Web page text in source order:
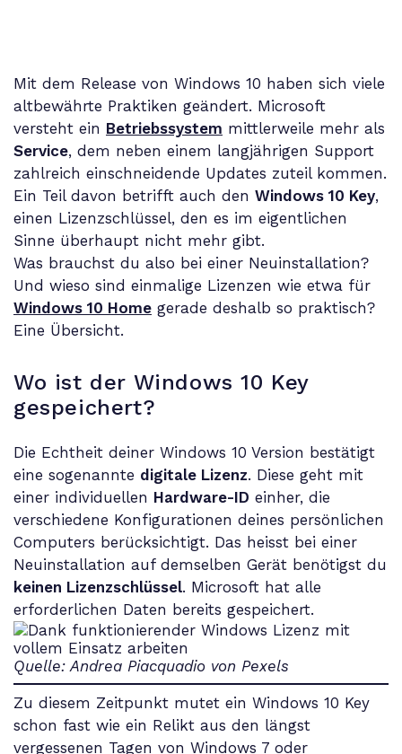
Mit dem Release von Windows 10 haben sich viele
altbewährte Praktiken geändert. Microsoft
versteht ein Betriebssystem mittlerweile mehr als
Service, dem neben einem langjährigen Support
zahlreich einschneidende Updates zuteil kommen.
Ein Teil davon betrifft auch den Windows 10 Key,
einen Lizenzschlüssel, den es im eigentlichen
Sinne überhaupt nicht mehr gibt.
Was brauchst du also bei einer Neuinstallation?
Und wieso sind einmalige Lizenzen wie etwa für
Windows 10 Home gerade deshalb so praktisch?
Eine Übersicht.
Wo ist der Windows 10 Key
gespeichert?
Die Echtheit deiner Windows 10 Version bestätigt
eine sogenannte digitale Lizenz. Diese geht mit
einer individuellen Hardware-ID einher, die
verschiedene Konfigurationen deines persönlichen
Computers berücksichtigt. Das heisst bei einer
Neuinstallation auf demselben Gerät benötigst du
keinen Lizenzschlüssel. Microsoft hat alle
erforderlichen Daten bereits gespeichert.
Quelle: Andrea Piacquadio von Pexels
Zu diesem Zeitpunkt mutet ein Windows 10 Key
schon fast wie ein Relikt aus den längst
vergessenen Tagen von Windows 7 oder